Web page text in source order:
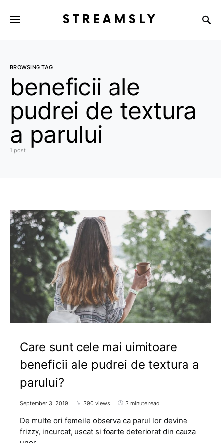
STREAMSLY
BROWSING TAG
beneficii ale
pudrei de textura
a parului
1 post
Care sunt cele mai uimitoare
beneficii ale pudrei de textura a
parului?
September 3, 2019 390 views 3 minute read
De multe ori femeile observa ca parul lor devine
frizzy, incurcat, uscat si foarte deteriorat din cauza